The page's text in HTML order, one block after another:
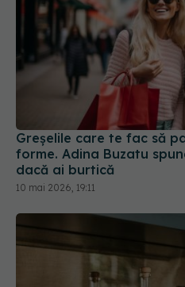
Greșelile care te fac să
forme. Adina Buzatu
dacă ai burtică
10 mai 2026, 19:11